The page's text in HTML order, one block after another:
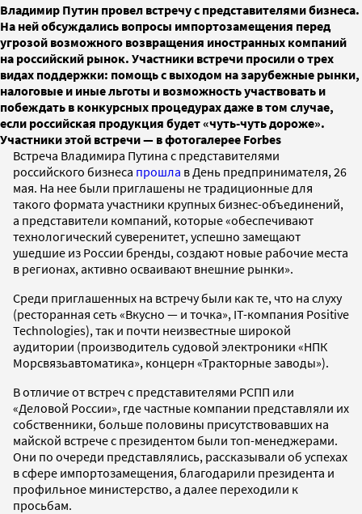
Владимир Путин провел встречу с представителями бизнеса.
На ней обсуждались вопросы импортозамещения перед
угрозой возможного возвращения иностранных компаний
на российский рынок. Участники встречи просили о трех
видах поддержки: помощь с выходом на зарубежные рынки,
налоговые и иные льготы и возможность участвовать и
побеждать в конкурсных процедурах даже в том случае,
если российская продукция будет «чуть-чуть дороже».
Участники этой встречи — в фотогалерее Forbes
Встреча Владимира Путина с представителями
российского бизнеса прошла в День предпринимателя, 26
мая. На нее были приглашены не традиционные для
такого формата участники крупных бизнес-объединений,
а представители компаний, которые «обеспечивают
технологический суверенитет, успешно замещают
ушедшие из России бренды, создают новые рабочие места
в регионах, активно осваивают внешние рынки».
Среди приглашенных на встречу были как те, что на слуху
(ресторанная сеть «Вкусно — и точка», IT-компания Positive
Technologies), так и почти неизвестные широкой
аудитории (производитель судовой электроники «НПК
Морсвязьавтоматика», концерн «Тракторные заводы»).
В отличие от встреч с представителями РСПП или
«Деловой России», где частные компании представляли их
собственники, больше половины присутствовавших на
майской встрече с президентом были топ-менеджерами.
Они по очереди представлялись, рассказывали об успехах
в сфере импортозамещения, благодарили президента и
профильное министерство, а далее переходили к
просьбам.